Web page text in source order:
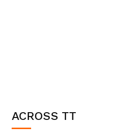
ACROSS TT